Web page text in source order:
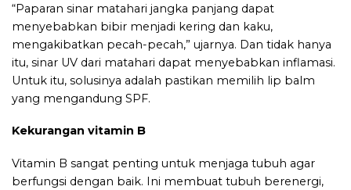
“Paparan sinar matahari jangka panjang dapat
menyebabkan bibir menjadi kering dan kaku,
mengakibatkan pecah-pecah,” ujarnya. Dan tidak hanya
itu, sinar UV dari matahari dapat menyebabkan inflamasi.
Untuk itu, solusinya adalah pastikan memilih lip balm
yang mengandung SPF.
Kekurangan vitamin B
Vitamin B sangat penting untuk menjaga tubuh agar
berfungsi dengan baik. Ini membuat tubuh berenergi,